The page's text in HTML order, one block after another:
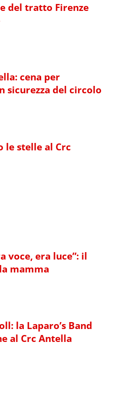
del tratto Firenze
cena per
sicurezza del circolo
le stelle al Crc
voce, era luce”: il
mamma
la Laparo’s Band
al Crc Antella